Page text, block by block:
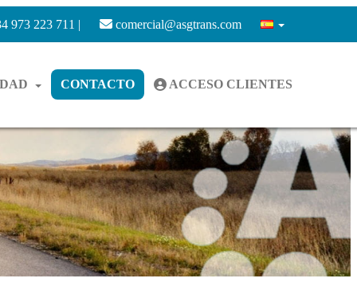
973 223 711 | comercial@asgtrans.com
CONTACTO ACCESO CLIENTES